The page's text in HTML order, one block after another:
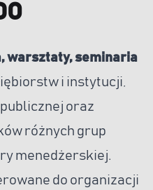
warsztaty, seminaria
i instytucji,
oraz
różnych grup
menedżerskiej.
do organizacji